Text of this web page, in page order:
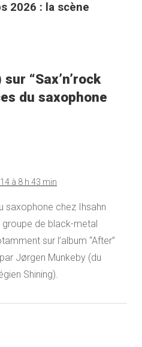
2026 : la scène
sur “Sax’n’rock
du saxophone
à 8 h 43 min
saxophone chez Ihsahn
groupe de black-metal
sur l’album “After”
Jørgen Munkeby (du
Shining).